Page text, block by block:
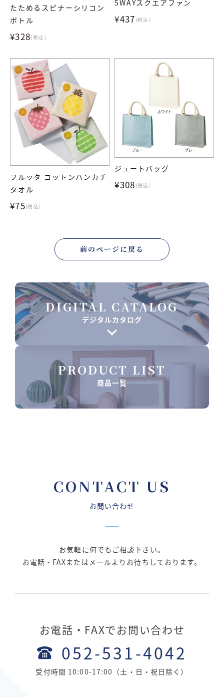
たためるスピナーシリコン
ボトル
¥328(税込)
5WAYスクエアファン
¥437 (税込)
フルッタ コットンハンカチ
タオル
¥75(税込)
ジュートバッグ
¥308 (税込)
前のページに戻る
DIGITAL CATALOG
デジタルカタログ
PRODUCT LIST
商品一覧
CONTACT US
お問い合わせ
お気軽に何でもご相談下さい。
お電話・FAXまたはメールよりお待ちしております。
お電話・FAXでお問い合わせ
052-531-4042
受付時間 10:00-17:00（土・日・祝日除く）